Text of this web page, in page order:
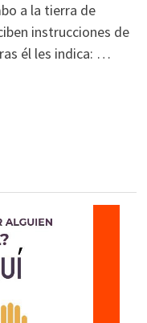
a la tierra de
instrucciones de
él les indica: …